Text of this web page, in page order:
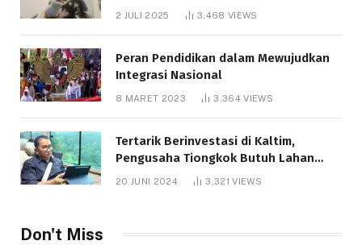
Bantuan Pendidikan Gratispol
2 JULI 2025 3,468 VIEWS
Peran Pendidikan dalam Mewujudkan
Integrasi Nasional
8 MARET 2023 3,364VIEWS
Tertarik Berinvestasi di Kaltim,
Pengusaha Tiongkok Butuh Lahan
1.000 Hektare
20 JUNI 2024 3,321VIEWS
Don't Miss